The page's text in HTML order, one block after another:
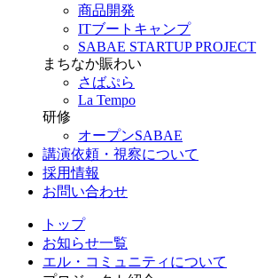
商品開発
ITブートキャンプ
SABAE STARTUP PROJECT
まちなか賑わい
さばぷら
La Tempo
研修
オープンSABAE
講演依頼・視察について
採用情報
お問い合わせ
トップ
お知らせ一覧
エル・コミュニティについて